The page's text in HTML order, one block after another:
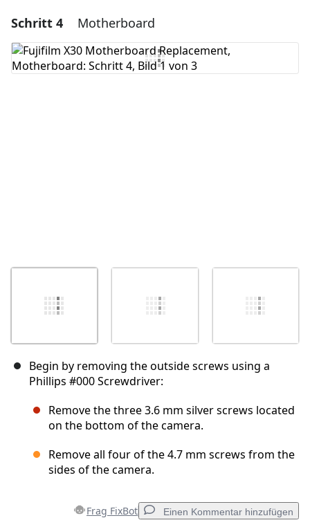
Einen Kommentar hinzufügen
Kommentar hinzufügen
Schritt 4 Motherboard
Begin by removing the outside screws using a
Phillips #000 Screwdriver:
Remove the three 3.6 mm silver screws located
on the bottom of the camera.
Remove all four of the 4.7 mm screws from the
sides of the camera.
Frag FixBot Einen Kommentar hinzufügen